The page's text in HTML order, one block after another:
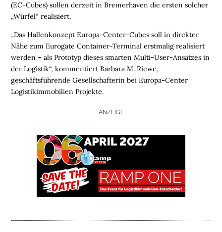
H
O
M
E
O
(EC-Cubes) sollen derzeit in Bremerhaven die ersten solcher
„Würfel“ realisiert.
„Das Hallenkonzept Europa-Center-Cubes soll in direkter
Nähe zumEurogateContainer-Terminal erstmalig realisiert
werden – als Prototyp dieses smarten Multi-User-Ansatzes in
der Logistik“, kommentiert Barbara M. Riewe,
geschäftsführende Gesellschafterin bei Europa-Center
Logistikimmobilien Projekte.
ANZEIGE